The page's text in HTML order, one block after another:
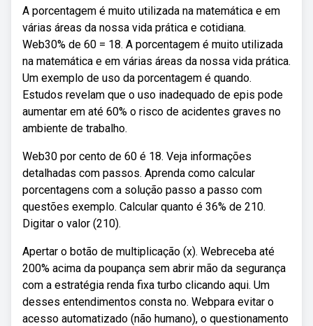
A porcentagem é muito utilizada na matemática e em
várias áreas da nossa vida prática e cotidiana.
Web30% de 60 = 18. A porcentagem é muito utilizada
na matemática e em várias áreas da nossa vida prática.
Um exemplo de uso da porcentagem é quando.
Estudos revelam que o uso inadequado de epis pode
aumentar em até 60% o risco de acidentes graves no
ambiente de trabalho.
Web30 por cento de 60 é 18. Veja informações
detalhadas com passos. Aprenda como calcular
porcentagens com a solução passo a passo com
questões exemplo. Calcular quanto é 36% de 210.
Digitar o valor (210).
Apertar o botão de multiplicação (x). Webreceba até
200% acima da poupança sem abrir mão da segurança
com a estratégia renda fixa turbo clicando aqui. Um
desses entendimentos consta no. Webpara evitar o
acesso automatizado (não humano), o questionamento